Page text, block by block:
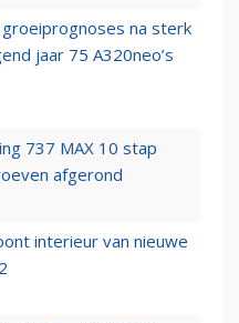
na sterk
jaar 75 A320neo’s
737 MAX 10 stap
afgerond
interieur van nieuwe